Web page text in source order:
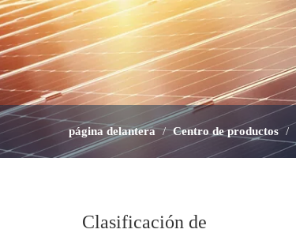
página delantera / Centro de productos /
Clasificación de